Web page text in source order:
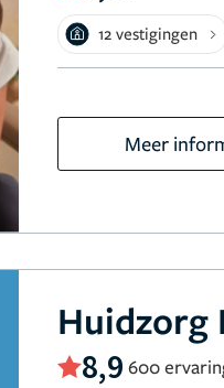
12 vestigingen
Meer
Huidzorg
8,9 600